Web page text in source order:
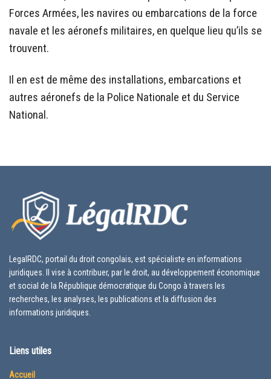
Forces Armées, les navires ou embarcations de la force
navale et les aéronefs militaires, en quelque lieu qu’ils se
trouvent.
Il en est de même des installations, embarcations et
autres aéronefs de la Police Nationale et du Service
National.
LegalRDC, portail du droit congolais, est spécialiste en informations
juridiques. Il vise à contribuer, par le droit, au développement économique
et social de la République démocratique du Congo à travers les
recherches, les analyses, les publications et la diffusion des
informations juridiques.
Liens utiles
Accueil